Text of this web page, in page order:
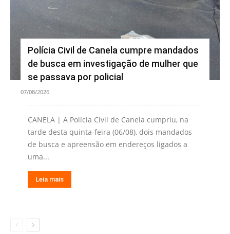
Polícia Civil de Canela cumpre mandados
de busca em investigação de mulher que
se passava por policial
07/08/2026
CANELA | A Polícia Civil de Canela cumpriu, na
tarde desta quinta-feira (06/08), dois mandados
de busca e apreensão em endereços ligados a
uma...
Leia mais